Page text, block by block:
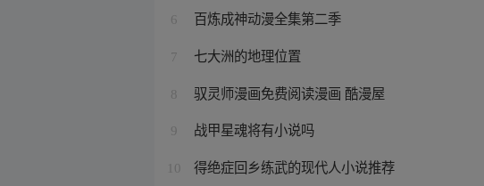
6 百炼成神动漫全集第二季
7 七大洲的地理位置
8 驭灵师漫画免费阅读漫画 酷漫屋
9 战甲星魂将有小说吗
10 得绝症回乡练武的现代人小说推荐